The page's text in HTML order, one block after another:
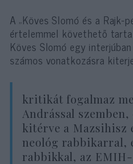
A „Köves Slomó és a Rajk-
értelemmel követhető
Köves Slomó egy
számos vonatkozásra
kritikát fogalmaz
Andrással
kitérve a Mazsihisz
neológ rabbikarral,
rabbikkal, az